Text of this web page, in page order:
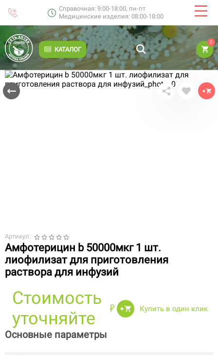
Справочная: 9:00-18:00, пн-пт
Медицинские изделия: 08:00-18:00
КАТАЛОГ
0
Артикул:
Амфотерицин b 50000мкг 1 шт.
лиофилизат для приготовления
раствора для инфузий
Стоимость
уточняйте
Купить в один клик
Основные параметры